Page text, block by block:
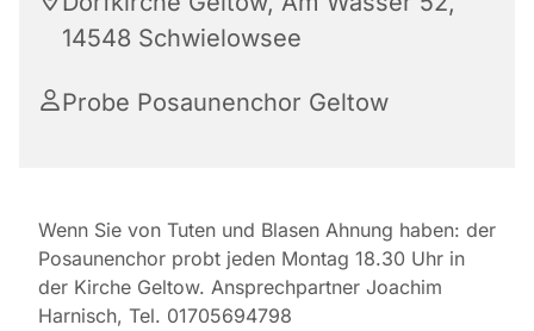
14548 Schwielowsee
Probe Posaunenchor Geltow
Wenn Sie von Tuten und Blasen Ahnung haben: der
Posaunenchor probt jeden Montag 18.30 Uhr in
der Kirche Geltow. Ansprechpartner Joachim
Harnisch, Tel. 01705694798